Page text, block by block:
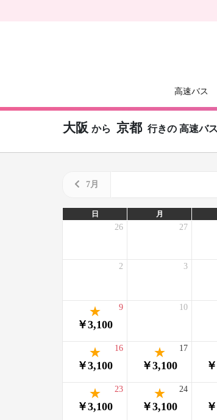
高速バス
大阪 から 京都 行きの 高速バ
7月
日 月
26 27
2 3
￥3,100
9 10
￥3,100
16
￥3,100
17
￥3,100
23
￥3,100
24